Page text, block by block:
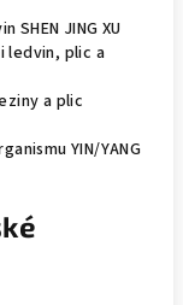
JING XU
ledvin, plic a
a plic
YIN/YANG